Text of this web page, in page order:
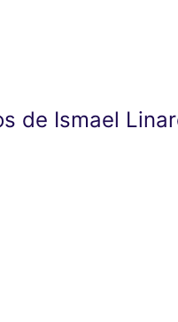
de Ismael